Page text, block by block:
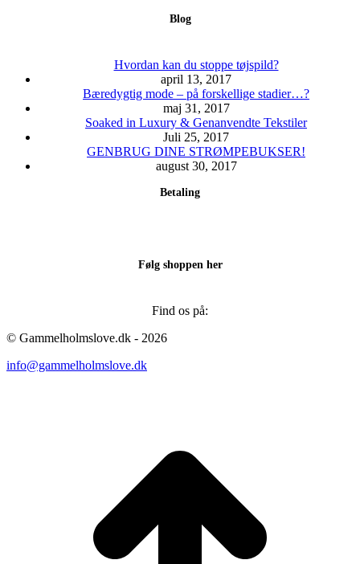
Blog
Hvordan kan du stoppe tøjspild?
april 13, 2017
Bæredygtig mode – på forskellige stadier…?
maj 31, 2017
Soaked in Luxury & Genanvendte Tekstiler
Juli 25, 2017
GENBRUG DINE STRØMPEBUKSER!
august 30, 2017
Betaling
Følg shoppen her
Find os på:
© Gammelholmslove.dk - 2026
info@gammelholmslove.dk